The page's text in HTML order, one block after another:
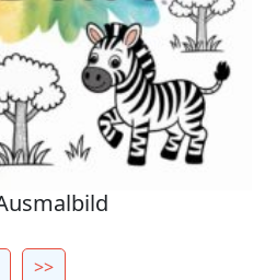
>>